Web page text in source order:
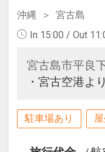
■フロン
をプレゼ
沖縄
宮古島
In 15:00 / Out
宮古島市平良
・宮古空港よ
駐車場あり